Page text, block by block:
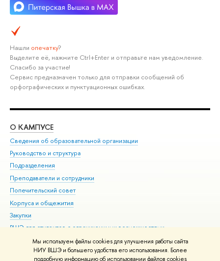
Мы используем файлы cookies для улучшения работы сайта
НИУ ВШЭ и большего удобства его использования. Более
подробную информацию об использовании файлов cookies
Нашли опечатку?
Выделите её, нажмите Ctrl+Enter и отправьте нам уведомление.
Спасибо за участие!
Сервис предназначен только для отправки сообщений об
орфографических и пунктуационных ошибках.
О КАМПУСЕ
Сведения об образовательной организации
Руководство и структура
Подразделения
Преподаватели и сотрудники
Попечительский совет
Корпуса и общежития
Закупки
ВШЭ для студентов с ограниченными возможностями
здоровья и инвалидностью
Версия для слабовидящих